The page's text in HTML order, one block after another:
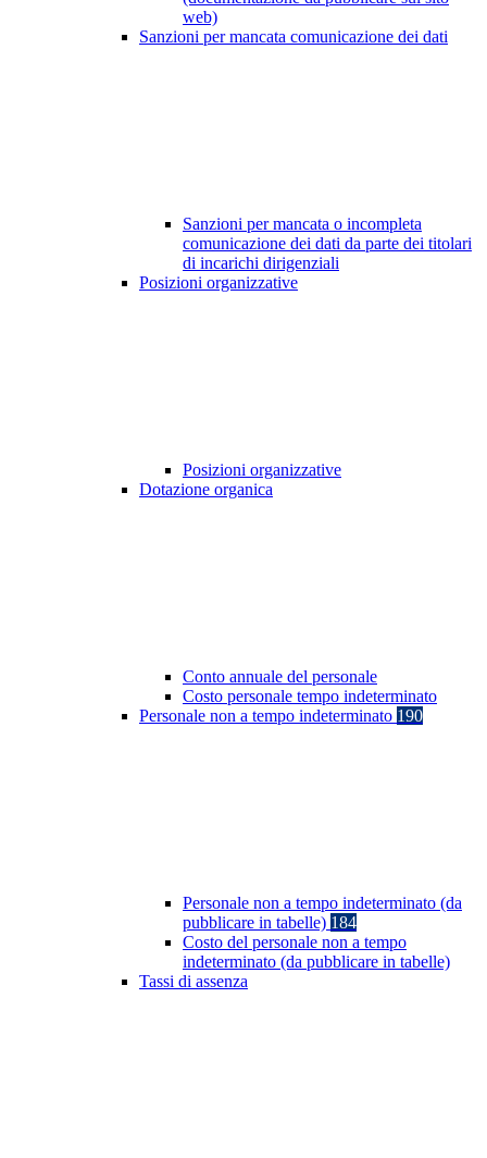
web)
Sanzioni per mancata comunicazione dei dati
Sanzioni per mancata o incompleta
comunicazione dei dati da parte dei titolari
di incarichi dirigenziali
Posizioni organizzative
Posizioni organizzative
Dotazione organica
Conto annuale del personale
Costo personale tempo indeterminato
Personale non a tempo indeterminato 190
Personale non a tempo indeterminato (da
pubblicare in tabelle) 184
Costo del personale non a tempo
indeterminato (da pubblicare in tabelle)
Tassi di assenza